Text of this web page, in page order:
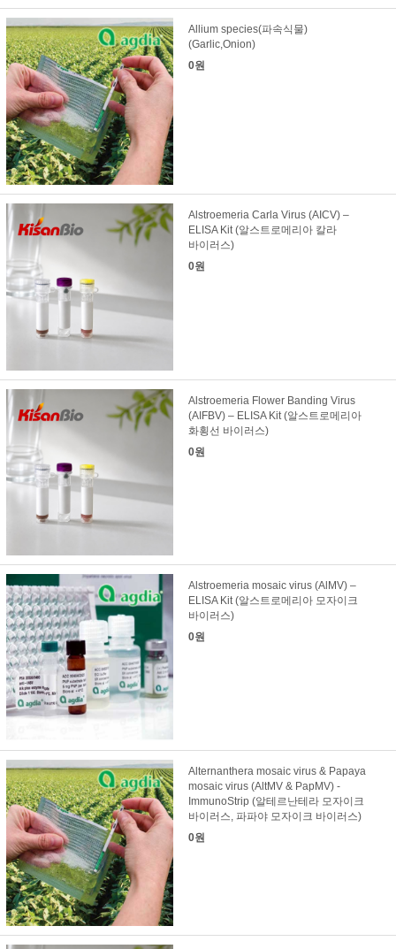
Allium species(파속식물)
(Garlic,Onion)
0원
Alstroemeria Carla Virus (AICV) –
ELISA Kit (알스트로메리아 칼라
바이러스)
0원
Alstroemeria Flower Banding Virus
(AIFBV) – ELISA Kit (알스트로메리아
화횡선 바이러스)
0원
Alstroemeria mosaic virus (AlMV) –
ELISA Kit (알스트로메리아 모자이크
바이러스)
0원
Alternanthera mosaic virus & Papaya
mosaic virus (AltMV & PapMV) -
ImmunoStrip (알테르난테라 모자이크
바이러스, 파파야 모자이크 바이러스)
0원